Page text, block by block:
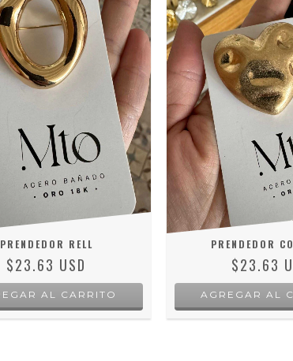
PRENDEDOR RELL
$23.63 USD
PRENDEDOR
$23.63